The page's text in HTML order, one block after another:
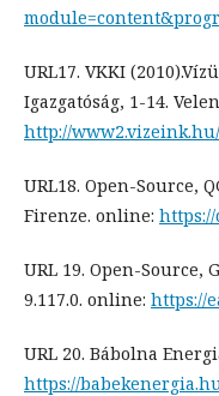
URL17. VKKI
Igazgatóság, 1-14.
http://www2.vizeink.hu/
URL18. Open-Source,
Firenze. online:
URL 19. Open-Source,
9.117.0. online: https://
URL 20. Bábolna
https://